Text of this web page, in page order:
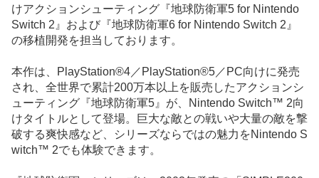
けアクションシューティング『地球防衛軍5 for Nintendo
Switch 2』および『地球防衛軍6 for Nintendo Switch 2』
の移植開発を担当しております。
本作は、PlayStation®4／PlayStation®5／PC向けに発売
され、全世界で累計200万本以上を販売したアクションシ
ューティング『地球防衛軍5』が、Nintendo Switch™ 2向
けタイトルとして登場。巨大な敵との戦いや大量の敵を撃
破する爽快感など、シリーズならではの魅力をNintendo S
witch™ 2でも体験できます。